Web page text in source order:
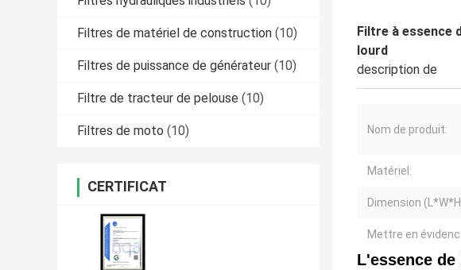
Filtres de matériel de construction (10)
Filtres de puissance de générateur (10)
Filtre de tracteur de pelouse (10)
Filtres de moto (10)
CERTIFICAT
Filtre à essence
lourd
description de
Nom de produit:
Matériel:
Dimension
Mettre en
L'essence